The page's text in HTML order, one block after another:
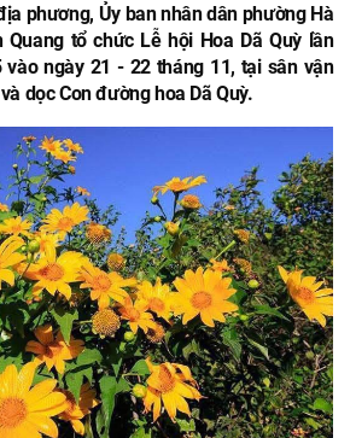
phương, Ủy ban nhân dân phường Hà
Quang tổ chức Lễ hội Hoa Dã Quỳ lần
ngày 21 - 22 tháng 11, tại sân vận
dọc Con đường hoa Dã Quỳ.